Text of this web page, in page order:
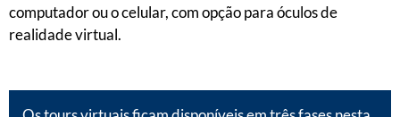
computador ou o celular, com opção para óculos de
realidade virtual.